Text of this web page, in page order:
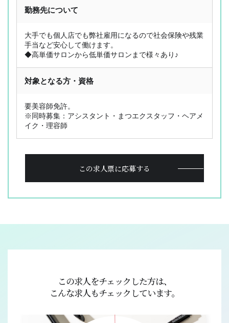
3分でわかるOL型美容師派遣
美容師の働き方比較
FOR BUSINESS
運営会社
勤務先について
大手でも個人店でも弊社雇用になるので社会保険や残業
手当など安心して働けます。
◆高単価サロンから低単価サロンまで様々あり♪
対象となる方・資格
要美容師免許。
※同時募集：アシスタント・まつエクスタッフ・ヘアメ
イク・理容師
この求人票に応募する
この求人をチェックした方は、
こんな求人もチェックしています。